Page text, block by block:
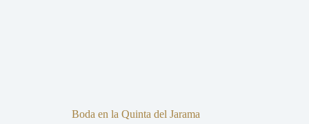
Boda en la Quinta del Jarama